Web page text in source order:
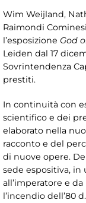
Wim Weijland,
Raimondi
l’esposizione God
Leiden dal 17
Sovrintendenza
prestiti.
In continuità con
scientifico e dei
elaborato nella
racconto e del
di nuove opere.
sede espositiva,
all’imperatore e
l’incendio dell’80